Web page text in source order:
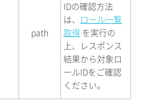
path
IDの確認方法
は、 ロール一覧
取得 を実行の
上、レスポンス
結果から対象ロ
ールIDをご確認
ください。